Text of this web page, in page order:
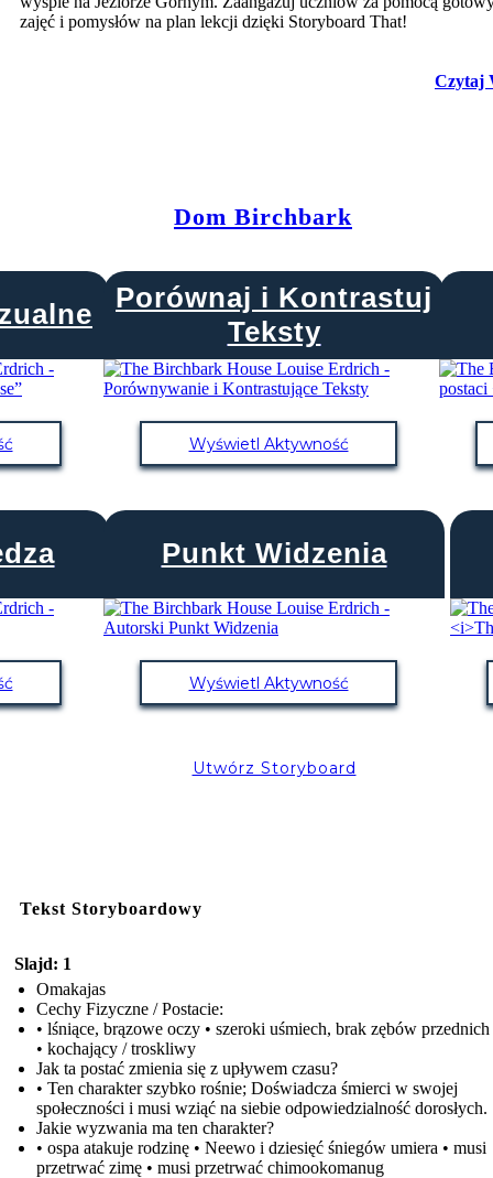
zajęć i pomysłów na plan lekcji dzięki Storyboard That!
Czytaj
Dom Birchbark
Porównaj i Kontrastuj
Teksty
Wyświetl Aktywność
Punkt Widzenia
Wyświetl Aktywność
Utwórz Storyboard
Tekst Storyboardowy
Slajd: 1
Omakajas
Cechy Fizyczne / Postacie:
• lśniące, brązowe oczy • szeroki uśmiech, brak zębów przednich
• kochający / troskliwy
Jak ta postać zmienia się z upływem czasu?
• Ten charakter szybko rośnie; Doświadcza śmierci w swojej
społeczności i musi wziąć na siebie odpowiedzialność dorosłych.
Jakie wyzwania ma ten charakter?
• ospa atakuje rodzinę • Neewo i dziesięć śniegów umiera • musi
przetrwać zimę • musi przetrwać chimookomanug